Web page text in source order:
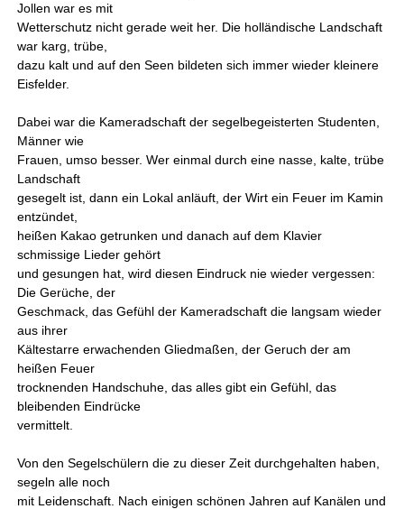
Jollen war es mit
Wetterschutz nicht gerade weit her. Die holländische Landschaft
war karg, trübe,
dazu kalt und auf den Seen bildeten sich immer wieder kleinere
Eisfelder.
Dabei war die Kameradschaft der segelbegeisterten Studenten,
Männer wie
Frauen, umso besser. Wer einmal durch eine nasse, kalte, trübe
Landschaft
gesegelt ist, dann ein Lokal anläuft, der Wirt ein Feuer im Kamin
entzündet,
heißen Kakao getrunken und danach auf dem Klavier
schmissige Lieder gehört
und gesungen hat, wird diesen Eindruck nie wieder vergessen:
Die Gerüche, der
Geschmack, das Gefühl der Kameradschaft die langsam wieder
aus ihrer
Kältestarre erwachenden Gliedmaßen, der Geruch der am
heißen Feuer
trocknenden Handschuhe, das alles gibt ein Gefühl, das
bleibenden Eindrücke
vermittelt.
Von den Segelschülern die zu dieser Zeit durchgehalten haben,
segeln alle noch
mit Leidenschaft. Nach einigen schönen Jahren auf Kanälen und